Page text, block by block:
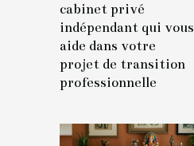
cabinet privé
indépendant qui vous
aide dans votre
projet de transition
professionnelle